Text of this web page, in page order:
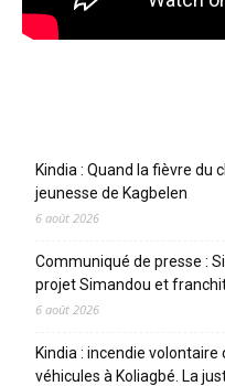
Kindia : Quand la fièvre du
jeunesse de Kagbelen
6 août 2026
Communiqué de presse :
projet Simandou et
6 août 2026
Kindia : incendie
véhicules à Koliagbé. La